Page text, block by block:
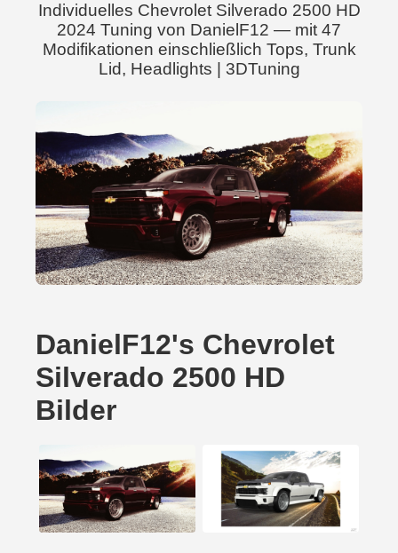
Individuelles Chevrolet Silverado 2500 HD
2024 Tuning von DanielF12 — mit 47
Modifikationen einschließlich Tops, Trunk
Lid, Headlights | 3DTuning
DanielF12's Chevrolet
Silverado 2500 HD
Bilder